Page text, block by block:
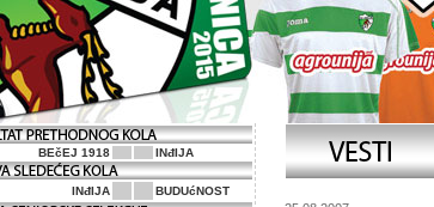
BEčEJ 1918 INđIJA
INđIJA BUDUćNOST